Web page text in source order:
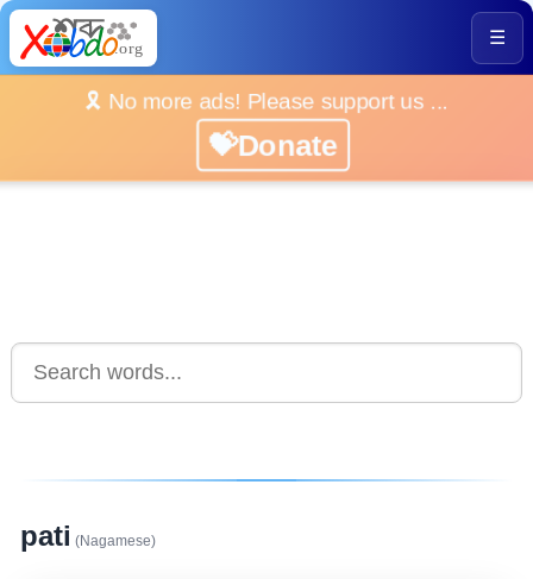
☰
🎗️ No more ads! Please support us ...
💝Donate
pati (Nagamese)